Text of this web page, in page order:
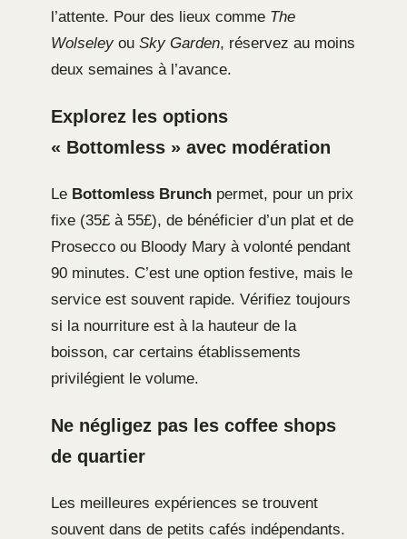
l’attente. Pour des lieux comme The
Wolseleyou Sky Garden, réservez au moins
deux semaines à l’avance.
Explorez les options
« Bottomless » avec modération
Le Bottomless Brunch permet, pour un prix
fixe (35£ à 55£), de bénéficier d’un plat et de
Prosecco ou Bloody Mary à volonté pendant
90 minutes. C’est une option festive, mais le
service est souvent rapide. Vérifiez toujours
si la nourriture est à la hauteur de la
boisson, car certains établissements
privilégient le volume.
Ne négligez pas les coffee shops
de quartier
Les meilleures expériences se trouvent
souvent dans de petits cafés indépendants.